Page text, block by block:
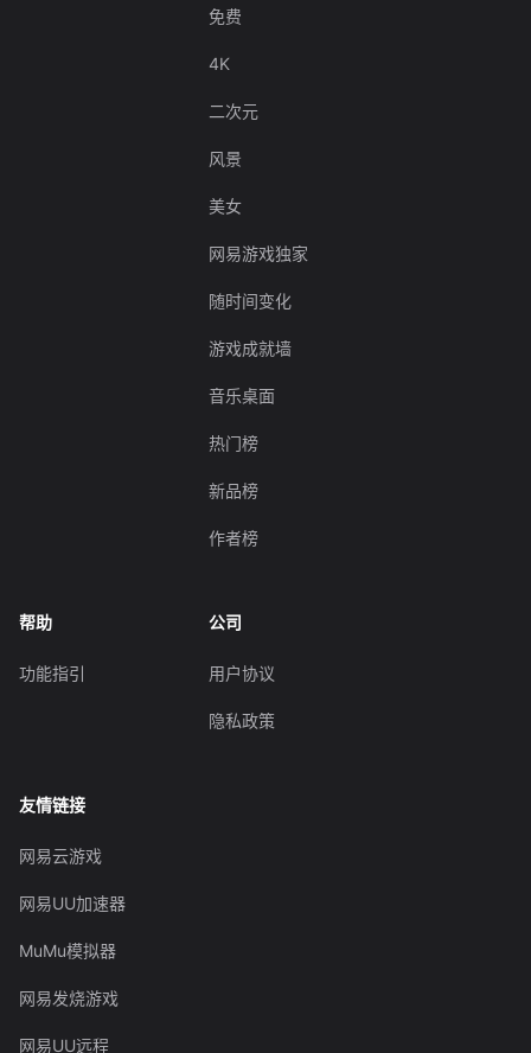
免费
4K
二次元
风景
美女
网易游戏独家
随时间变化
游戏成就墙
音乐桌面
热门榜
新品榜
作者榜
帮助
功能指引
公司
用户协议
隐私政策
友情链接
网易云游戏
网易UU加速器
MuMu模拟器
网易发烧游戏
网易UU远程